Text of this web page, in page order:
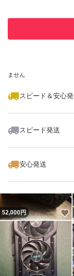
ません
スピード＆安心
スピード発送
安心発送
52,000円